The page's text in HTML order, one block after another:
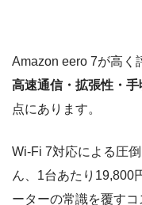
Amazon eero 7が高く
高速通信・拡張性・手
点にあります。
Wi-Fi 7対応による圧
ん、1台あたり19,800
ーターの常識を覆すコ